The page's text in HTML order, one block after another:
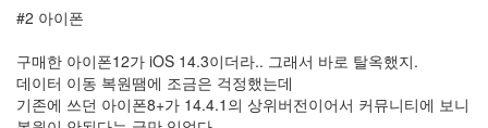
#2 아이폰
구매한 아이폰12가 iOS 14.3이더라.. 그래서 바로 탈옥했지.
데이터 이동 복원땜에 조금은 걱정했는데
기존에 쓰던 아이폰8+가 14.4.1의 상위버전이어서 커뮤니티에 보니
월
2010
년
9